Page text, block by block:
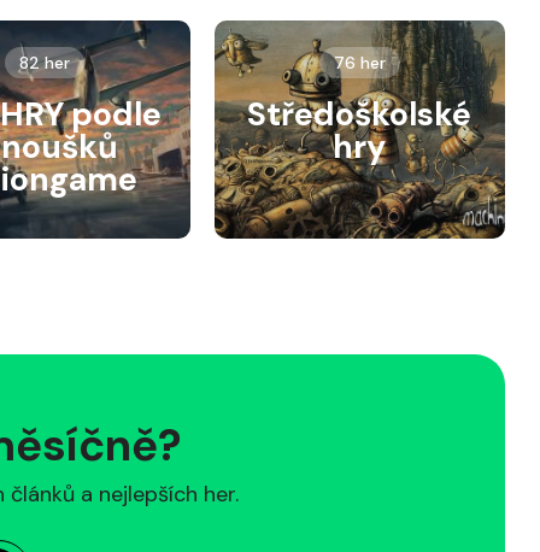
82 her
podle
76 her
Středoškolské
hry
a nejlepších her.